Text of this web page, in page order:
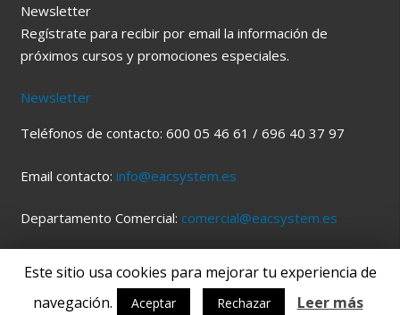
Newsletter
Regístrate para recibir por email la información de
próximos cursos y promociones especiales.
Newsletter
Teléfonos de contacto: 600 05 46 61 / 696 40 37 97
Email contacto: info@eacsystem.es
Departamento Comercial: comercial@eacsystem.es
2019© EAC TRAINING SYSTEMS | Diseño porIgnacio
Córdoba
Este sitio usa cookies para mejorar tu experiencia de
navegación.
Aceptar Rechazar Leer más